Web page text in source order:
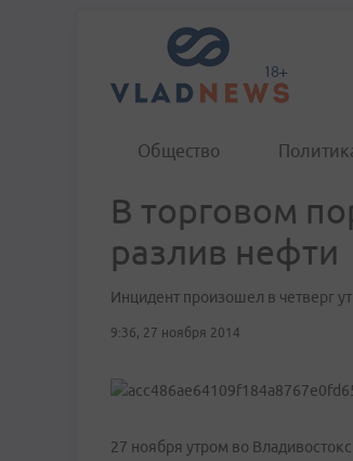
Общество
В торговом
разлив нефти
Инцидент произошел в четверг
9:36, 27 ноября 2014
27 ноября утром во